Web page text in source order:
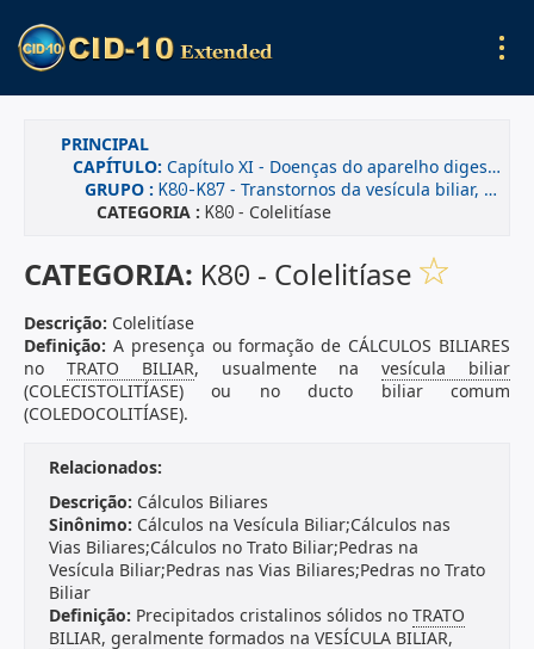
PRINCIPAL
CAPÍTULO: Capítulo XI - Doenças do aparelho digestivo
GRUPO : K80-K87 - Transtornos da vesícula biliar, das vias biliares e do pâncreas
CATEGORIA : K80 - Colelitíase
CATEGORIA: K80 - Colelitíase
Descrição: Colelitíase
Definição: A presença ou formação de CÁLCULOS BILIARES
no TRATO BILIAR, usualmente navesícula biliar
(COLECISTOLITÍASE) ou no ducto biliar comum
(COLEDOCOLITÍASE).
Relacionados:
Descrição: Cálculos Biliares
Sinônimo: Cálculos na Vesícula Biliar;Cálculos nas
Vias Biliares;Cálculos no Trato Biliar;Pedras na
Vesícula Biliar;Pedras nas Vias Biliares;Pedras no Trato
Biliar
Definição: Precipitados cristalinos sólidos no TRATO
BILIAR, geralmente formados na VESÍCULA BILIAR,